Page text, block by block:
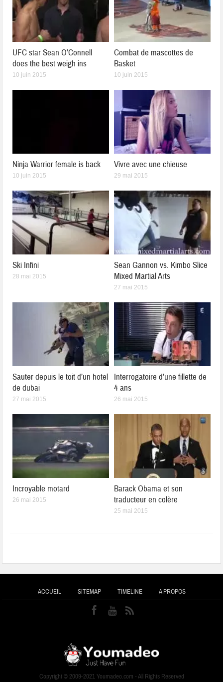
UFC star Sean O’Connell
does the best weigh ins
10 juin 2015
Combat de mascottes de
Basket
10 juin 2015
Ninja Warrior female is back
10 juin 2015
Vivre avec une chieuse
29 mai 2015
Ski Infini
28 mai 2015
Sean Gannon vs. Kimbo Slice
Mixed Martial Arts
27 mai 2015
Sauter depuis le toit d’un hotel
de dubai
27 mai 2015
Interrogatoire d’une fillette de
4 ans
26 mai 2015
Incroyable motard
26 mai 2015
Barack Obama et son
traducteur en colère
25 mai 2015
ACCUEIL SITEMAP TIMELINE A PROPOS
Copyright © 2009-2021 Youmadeo.com - All Rights Reserved